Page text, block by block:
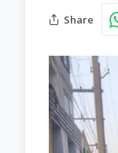
Share